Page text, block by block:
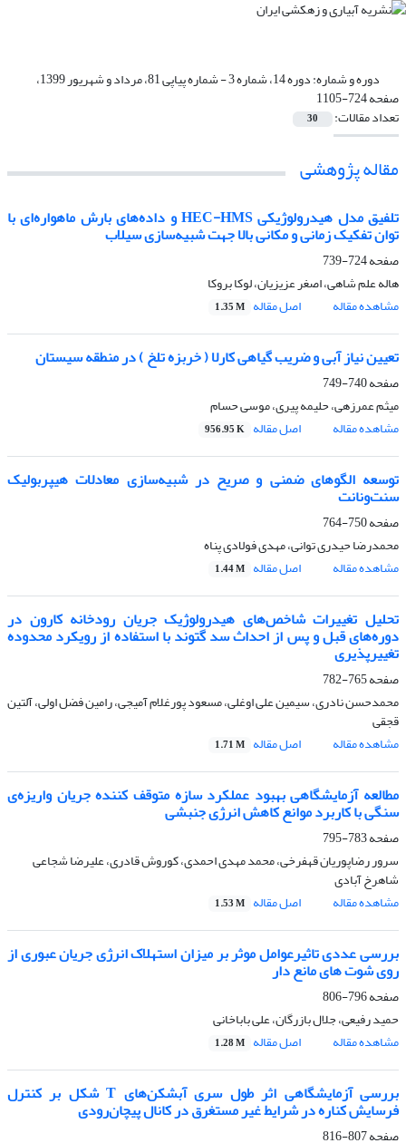
دوره و شماره: دوره 14، شماره 3 - شماره پیاپی 81، مرداد و شهریور 1399،
صفحه 724-1105
تعداد مقالات: 30
مقاله پژوهشی
تلفیق مدل هیدرولوژیکی HEC-HMS و داده‌های بارش ماهواره‌ای با
توان تفکیک زمانی و مکانی بالا جهت شبیه‌سازی سیلاب
صفحه724-739
هاله علم شاهی، اصغر عزیزیان، لوکا بروکا
مشاهده مقاله
اصل مقاله 1.35 M
تعیین نیاز آبی و ضریب گیاهی کارلا ( خربزه تلخ ) در منطقه سیستان
صفحه740-749
میثم عمرزهی، حلیمه پیری، موسی حسام
مشاهده مقاله
اصل مقاله 956.95 K
توسعه‌ الگوهای ضمنی و صریح در شبیه‌سازی معادلات هیپربولیک
سنت‌ونانت
صفحه750-764
محمدرضا حیدری توانی، مهدی فولادی پناه
مشاهده مقاله
اصل مقاله 1.44 M
تحلیل تغییرات شاخص‌های هیدرولوژیک جریان رودخانه کارون در
دوره‌های قبل و پس از احداث سد گتوند با استفاده از رویکرد محدوده
تغییرپذیری
صفحه765-782
محمدحسن نادری، سیمین علی اوغلی، مسعود پورغلام آمیجی، رامین فضل اولی، آلتین
قجقی
مشاهده مقاله
اصل مقاله 1.71 M
مطالعه آزمایشگاهی بهبود عملکرد سازه متوقف کننده جریان واریزه‌ی
سنگی با کاربرد موانع کاهش انرژی جنبشی
صفحه783-795
سرور رضاپوریان قهفرخی، محمد مهدی احمدی، کوروش قادری، علیرضا شجاعی
شاهرخ آبادی
مشاهده مقاله
اصل مقاله 1.53 M
بررسی عددی تاثیرعوامل موثر بر میزان استهلاک انرژی جریان عبوری از
روی شوت های مانع دار
صفحه796-806
حمید رفیعی، جلال بازرگان، علی باباخانی
مشاهده مقاله
اصل مقاله 1.28 M
بررسی آزمایشگاهی اثر طول سری آبشکن‌های T شکل بر کنترل
فرسایش کناره در شرایط غیر مستغرق در کانال پیچان‌رودی
صفحه807-816